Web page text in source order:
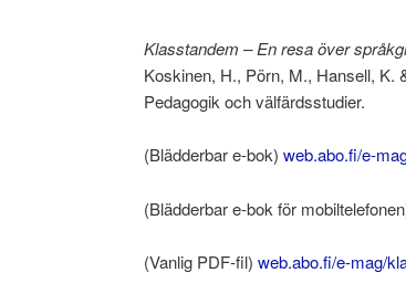
Klasstandem – En resa över
Koskinen, H., Pörn, M., Hansell, K.
Pedagogik och välfärdsstudier.
(Blädderbar e-bok) web.abo.fi/e-
(Blädderbar e-bok för
(Vanlig PDF-fil) web.abo.fi/e-mag/